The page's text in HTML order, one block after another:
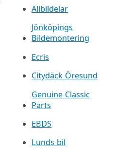
Allbildelar
Jönköpings
Bildemontering
Ecris
Citydäck Öresund
Genuine Classic
Parts
EBDS
Lunds bil